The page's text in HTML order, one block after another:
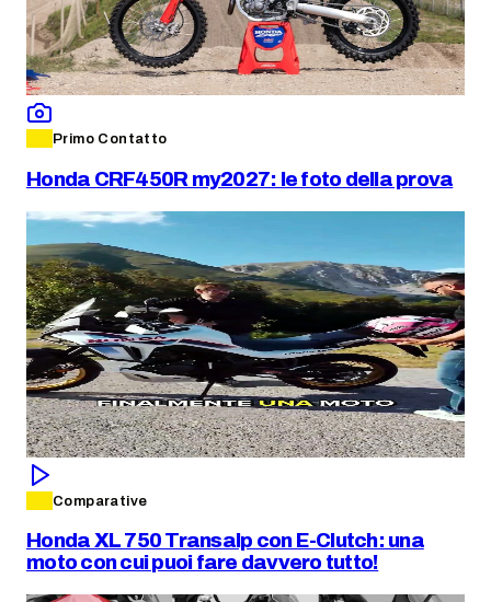
Primo Contatto
Honda CRF450R my2027: le foto della prova
Comparative
Honda XL 750 Transalp con E-Clutch: una
moto con cui puoi fare davvero tutto!